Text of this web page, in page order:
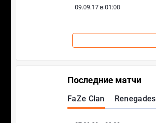
09.09.17 в 01:00
Последние матчи
FaZe Clan Renegades